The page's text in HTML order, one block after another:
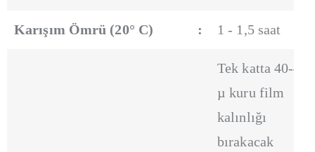
Karışım Ömrü (20° C) : 1 - 1,5 saat
Tek katta 40-45
µ kuru film
kalınlığı
bırakacak